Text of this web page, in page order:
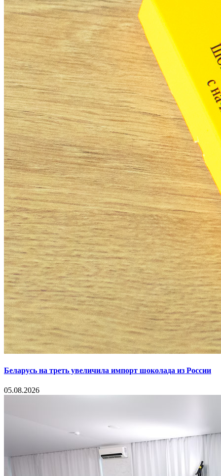
Беларусь на треть увеличила импорт шоколада из России
05.08.2026